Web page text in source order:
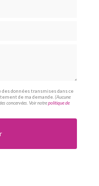
données transmises dans ce
de ma demande.(Aucune
concervées. Voir notrepolitique de